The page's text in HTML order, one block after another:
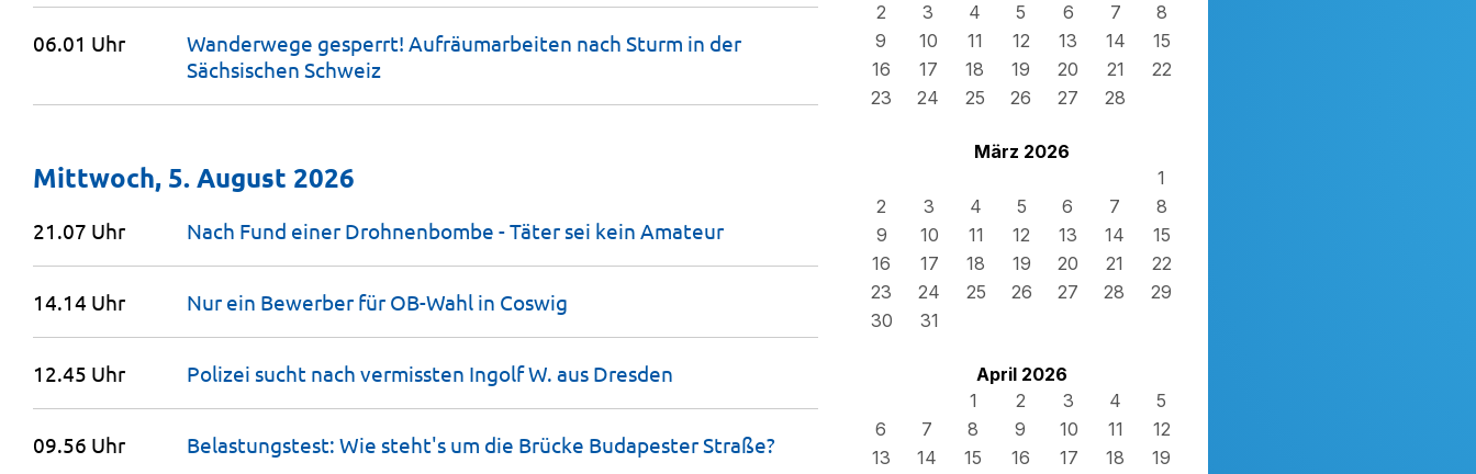
2
3 4 5 6 7
8
9
10 11 12 13 14
15
16
17 18 19 20 21
22
23
24 25 26 27 28
März 2026
1
2
3 4 5 6 7
8
9
10 11 12 13 14
15
16
17 18 19 20 21
22
23
24 25 26 27 28
29
30
31
April 2026
1
2 3 4
5
6
7 8 9 10 11
12
13
14 15 16 17 18
19
06.01 Uhr
Wanderwege gesperrt! Aufräumarbeiten nach Sturm in der
Sächsischen Schweiz
Mittwoch, 5. August 2026
21.07 Uhr Nach Fund einer Drohnenbombe - Täter sei kein Amateur
14.14 Uhr Nur ein Bewerber für OB-Wahl in Coswig
12.45 Uhr Polizei sucht nach vermissten Ingolf W. aus Dresden
09.56 Uhr Belastungstest: Wie steht's um die Brücke BudapesterStraße?